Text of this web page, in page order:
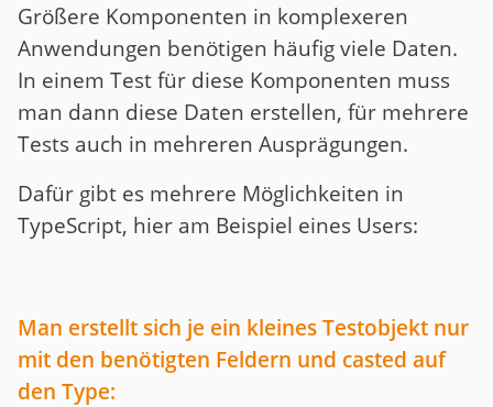
Größere Komponenten in komplexeren
Anwendungen benötigen häufig viele Daten.
In einem Test für diese Komponenten muss
man dann diese Daten erstellen, für mehrere
Tests auch in mehreren Ausprägungen.
Dafür gibt es mehrere Möglichkeiten in
TypeScript, hier am Beispiel eines Users:
Man erstellt sich je ein kleines Testobjekt nur
mit den benötigten Feldern und casted auf
den Type: